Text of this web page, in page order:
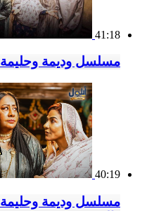
41:18
مسلسل وديمة وحليمة 4 الحلقة 1 الاولى
40:19